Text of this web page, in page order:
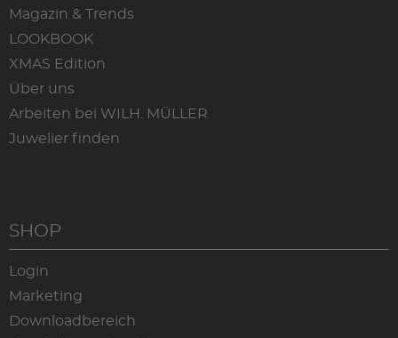
Magazin & Trends
LOOKBOOK
XMAS Edition
Über uns
Arbeiten bei WILH. MÜLLER
Juwelier finden
SHOP
Login
Marketing
Downloadbereich